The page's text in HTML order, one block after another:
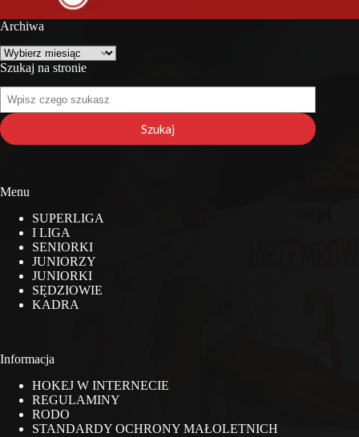
Archiwa
Archiwa
Szukaj na stronie
Szukaj
na
stronie
Szukaj
Menu
SUPERLIGA
I LIGA
SENIORKI
JUNIORZY
JUNIORKI
SĘDZIOWIE
KADRA
Informacja
HOKEJ W INTERNECIE
REGULAMINY
RODO
STANDARDY OCHRONY MAŁOLETNICH